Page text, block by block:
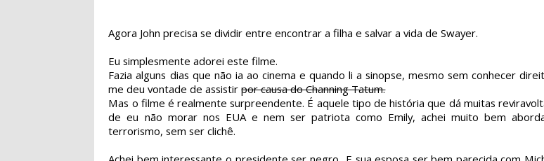
Agora John precisa se dividir entre encontrar a filha e salvar a vida de Swayer.
Eu simplesmente adorei este filme.
Fazia alguns dias que não ia ao cinema e quando li a sinopse, mesmo sem conhecer
me deu vontade de assistirpor causa do Channing Tatum.
Mas o filme é realmente surpreendente. É aquele tipo de história que dá muitas
de eu não morar nos EUA e nem ser patriota como Emily, achei muito bem
terrorismo, sem ser clichê.